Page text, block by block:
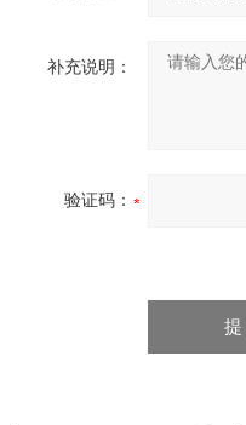
补充说明：
验证码：